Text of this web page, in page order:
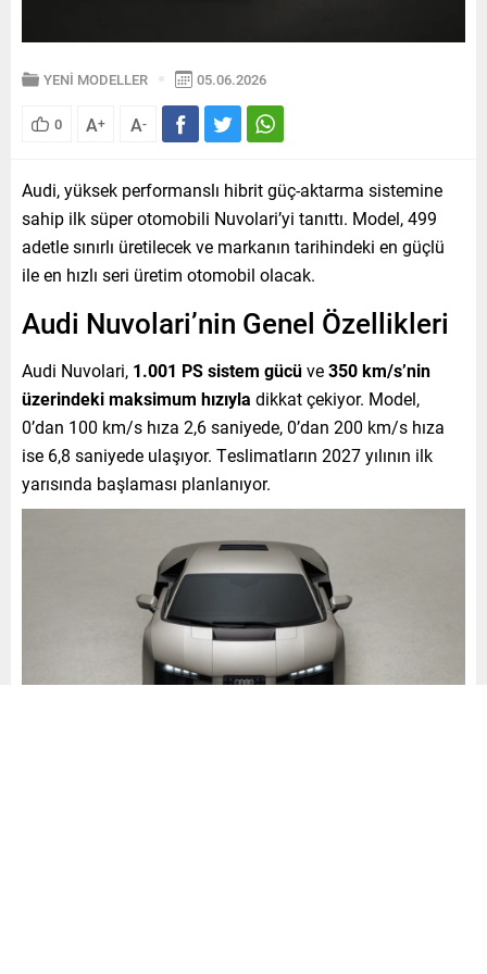
YENİ MODELLER 05.06.2026
0 A+ A-
Audi, yüksek performanslı hibrit güç-aktarma sistemine
sahip ilk süper otomobili Nuvolari’yi tanıttı. Model, 499
adetle sınırlı üretilecek ve markanın tarihindeki en güçlü
ile en hızlı seri üretim otomobil olacak.
Audi Nuvolari’nin Genel Özellikleri
Audi Nuvolari, 1.001 PS sistem gücüve350 km/s’nin
üzerindeki maksimum hızıyla dikkat çekiyor. Model,
0’dan 100 km/s hıza 2,6 saniyede, 0’dan 200 km/s hıza
ise 6,8 saniyede ulaşıyor. Teslimatların 2027 yılının ilk
yarısında başlaması planlanıyor.